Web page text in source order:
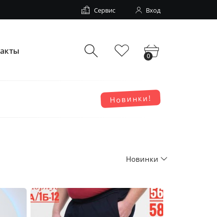
Сервис Вход
0
Новинки!
Новинки